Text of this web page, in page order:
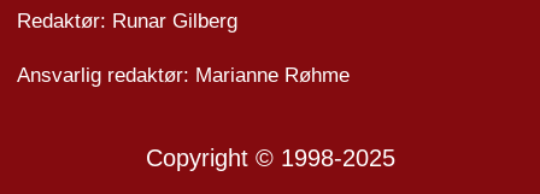
Redaktør: Runar Gilberg
Ansvarlig redaktør: Marianne Røhme
Copyright © 1998-2025